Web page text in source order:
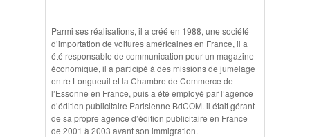
Parmi ses réalisations, il a créé en 1988, une société
d’importation de voitures américaines en France, il a
été responsable de communication pour un magazine
économique, il a participé à des missions de jumelage
entre Longueuil et la Chambre de Commerce de
l’Essonne en France, puis a été employé par l’agence
d’édition publicitaire Parisienne BdCOM. il était gérant
de sa propre agence d’édition publicitaire en France
de 2001 à 2003 avant son immigration.